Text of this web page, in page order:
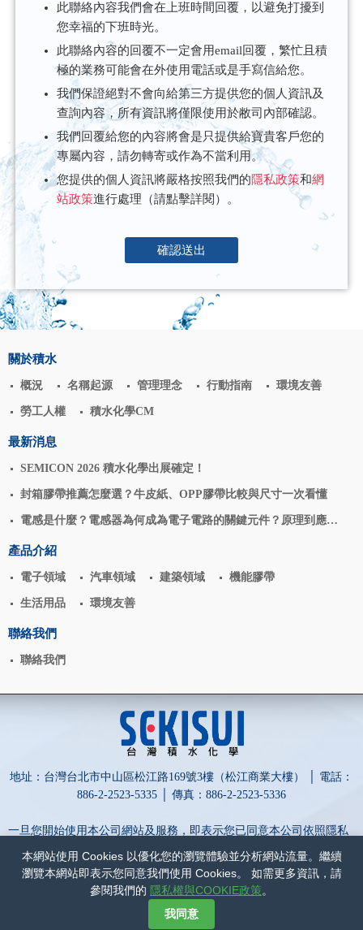
本網站使用 Cookies 以優化您的瀏覽體驗並分析網站流量。繼續
瀏覽本網站即表示您同意我們使用 Cookies。 如需更多資訊，請
參閱我們的 隱私權與COOKIE政策。
我同意
此聯絡內容我們會在上班時間回覆，以避免打擾到
您幸福的下班時光。
此聯絡內容的回覆不一定會用email回覆，繁忙且積
極的業務可能會在外使用電話或是手寫信給您。
我們保證絕對不會向給第三方提供您的個人資訊及
查詢內容，所有資訊將僅限使用於敝司內部確認。
我們回覆給您的內容將會是只提供給寶貴客戶您的
專屬內容，請勿轉寄或作為不當利用。
您提供的個人資訊將嚴格按照我們的隱私政策和網
站政策進行處理（請點擊詳閱）。
確認送出
關於積水
概況 名稱起源 管理理念 行動指南 環境友善
勞工人權 積水化學CM
最新消息
SEMICON 2026 積水化學出展確定！
封箱膠帶推薦怎麼選？牛皮紙、OPP膠帶比較與尺寸一次看懂
電感是什麼？電感器為何成為電子電路的關鍵元件？原理到應用
產品介紹
電子領域 汽車領域 建築領域 機能膠帶
生活用品 環境友善
聯絡我們
聯絡我們
地址：台灣台北市中山區松江路169號3樓（松江商業大樓） │ 電話：
886-2-2523-5335 │ 傳真：886-2-2523-5336
一旦您開始使用本公司網站及服務，即表示您已同意本公司依照隱私
權政策蒐集、處理、利用及保護您的個人資訊。
為保障您的權益，請點擊詳閱以下內容：隱私權與COOKIE政策和
網頁設計-網動廣告
台灣積水化學股份有限公司